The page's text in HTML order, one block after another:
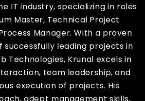
IT industry, specializing in roles
Master, Technical Project
Manager. With a proven
leading projects in
Technologies, Krunal excels in
team leadership, and
execution of projects. His